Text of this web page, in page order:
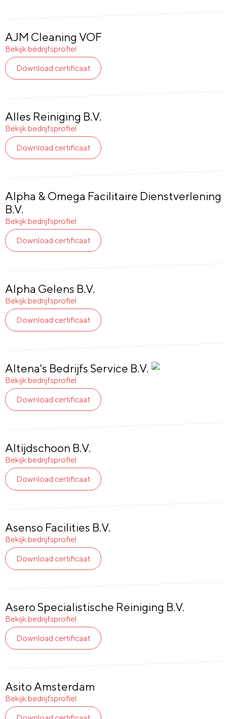
AJM Cleaning VOF
Bekijk bedrijfsprofiel
Download certificaat
Alles Reiniging B.V.
Bekijk bedrijfsprofiel
Download certificaat
Alpha & Omega Facilitaire Dienstverlening
B.V.
Bekijk bedrijfsprofiel
Download certificaat
Alpha Gelens B.V.
Bekijk bedrijfsprofiel
Download certificaat
Altena's Bedrijfs Service B.V. Glas
Bekijk bedrijfsprofiel
Download certificaat
Altijdschoon B.V.
Bekijk bedrijfsprofiel
Download certificaat
Asenso Facilities B.V.
Bekijk bedrijfsprofiel
Download certificaat
Asero Specialistische Reiniging B.V.
Bekijk bedrijfsprofiel
Download certificaat
Asito Amsterdam
Bekijk bedrijfsprofiel